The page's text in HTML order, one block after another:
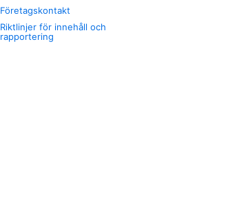
Företagskontakt
Riktlinjer för innehåll och
rapportering